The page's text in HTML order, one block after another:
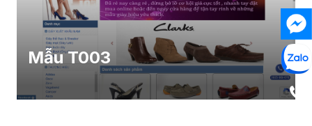
Mẫu T003